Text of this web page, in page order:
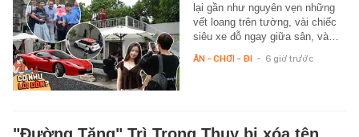
lại gần như nguyên vẹn những
vết loang trên tường, vài chiếc
siêu xe đỗ ngay giữa sân, và…
ĂN - CHƠI - ĐI - 6 giờ trước